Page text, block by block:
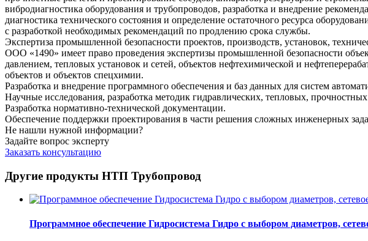
вибродиагностика оборудования и трубопроводов, разработка и внедрение
диагностика технического состояния и определение остаточного ресурса
с разработкой необходимых рекомендаций по продлению срока службы.
Экспертиза промышленной безопасности проектов, производств, установок,
ООО «1490» имеет право проведения экспертизы промышленной безопасности
давлением, тепловых установок и сетей, объектов нефтехимической и
объектов и объектов спецхимии.
Разработка и внедрение программного обеспечения и баз данных для систем
Научные исследования, разработка методик гидравлических, тепловых,
Разработка нормативно-технической документации.
Обеспечение поддержки проектирования в части решения сложных инженерных
Не нашли нужной информации?
Задайте вопрос эксперту
Заказать консультацию
Другие продукты НТП Трубопровод
Программное обеспечение Гидросистема Гидро с выбором диаметров,